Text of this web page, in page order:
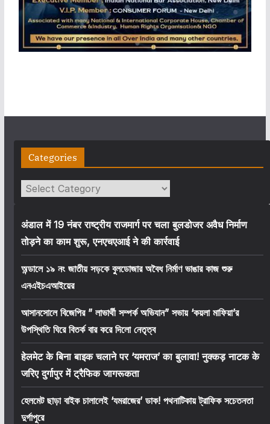
Categories
Categories
अंडाल में 19 नंबर राष्ट्रीय राजमार्ग पर चला बुलडोजर अवैध निर्माण
तोड़ने का काम शुरू, एनएचएआई ने की कार्रवाई
অন্ডালে ১৯ নং জাতীয় সড়কে বুলডোজার অবৈধ নির্মাণ ভাঙার কাজ শুরু
এনএইচএআইয়ের
আসানসোলে বিজেপির ” লাভার্থী সম্পর্ক অভিযান” সভায় ‘কয়লা মাফিয়া’র
উপস্থিতি ঘিরে বিতর্ক বার করে দিলো নেতৃত্ব
हेलमेट के बिना बाइक चलाने पर ‘यमराज’ का बुलावा! नुक्कड़ नाटक के
जरिए दुर्गापुर में ट्रैफिक जागरूकता
হেলমেট ছাড়া বাইক চালালেই ‘যমরাজের’ ডাক! পথনাটিকায় ট্রাফিক সচেতনতা
দুর্গাপুরে